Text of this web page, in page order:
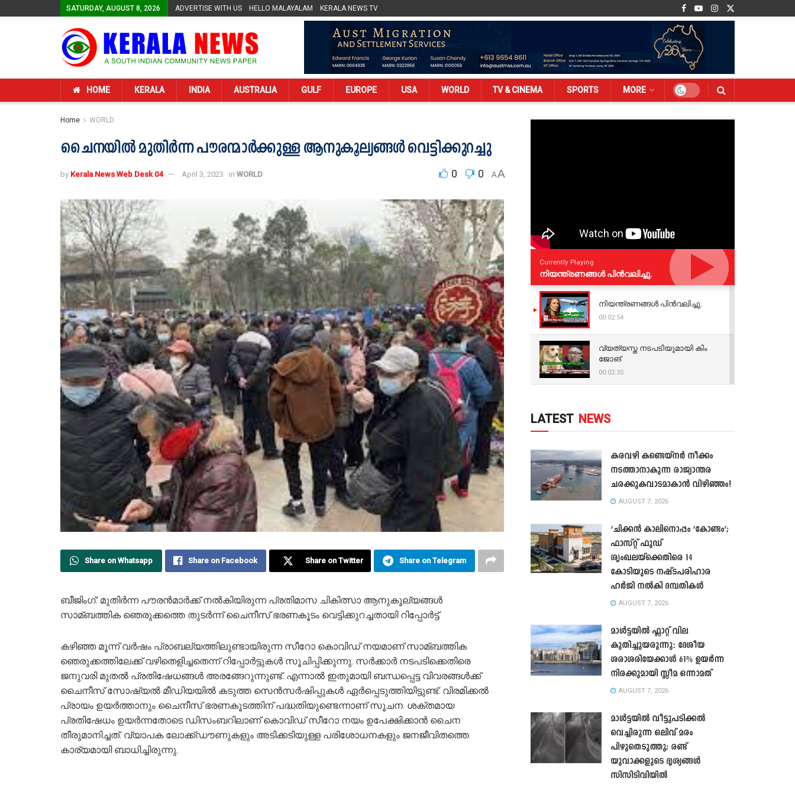
SATURDAY, AUGUST 8, 2026 ADVERTISE WITH US HELLO MALAYALAM KERALA NEWS TV
HOME KERALA INDIA AUSTRALIA GULF EUROPE USA WORLD TV & CINEMA SPORTS MORE
Home WORLD
ചൈനയില്‍ മുതിര്‍ന്ന പൗരന്മാര്‍ക്കുള്ള ആനുകൂല്യങ്ങള്‍ വെട്ടിക്കുറച്ചു
by Kerala News Web Desk 04 April 3, 2023 in WORLD 0 0 AA
Share on Whatsapp Share on Facebook Share on Twitter Share on Telegram
ബീജിംഗ്: മുതിര്‍ന്ന പൗരന്‍മാര്‍ക്ക് നല്‍കിയിരുന്ന പ്രതിമാസ ചികിത്സാ ആനുകൂല്യങ്ങള്‍
സാമ്ബത്തിക ഞെരുക്കത്തെ തുടര്‍ന്ന് ചൈനീസ് ഭരണകൂടം വെട്ടിക്കുറച്ചതായി റിപ്പോര്‍ട്ട്.
കഴിഞ്ഞ മൂന്ന് വര്‍ഷം പ്രാബല്യത്തിലുണ്ടായിരുന്ന സീറോ കൊവിഡ് നയമാണ് സാമ്ബത്തിക
ഞെരുക്കത്തിലേക്ക് വഴിതെളിച്ചതെന്ന് റിപ്പോര്‍ട്ടുകള്‍ സൂചിപ്പിക്കുന്നു. സര്‍ക്കാര്‍ നടപടിക്കെതിരെ
ജനുവരി മുതല്‍ പ്രതിഷേധങ്ങള്‍ അരങ്ങേറുന്നുണ്ട്. എന്നാല്‍ ഇതുമായി ബന്ധപ്പെട്ട വിവരങ്ങള്‍ക്ക്
ചൈനീസ് സോഷ്യല്‍ മീഡിയയില്‍ കടുത്ത സെന്‍സര്‍ഷിപ്പുകള്‍ ഏര്‍പ്പെടുത്തിയിട്ടുണ്ട്. വിരമിക്കല്‍
പ്രായം ഉയര്‍ത്താനും ചൈനീസ് ഭരണകൂടത്തിന് പദ്ധതിയുണ്ടെന്നാണ് സൂചന. ശക്തമായ
പ്രതിഷേധം ഉയര്‍ന്നതോടെ ഡിസംബറിലാണ് കൊവിഡ് സീറോ നയം ഉപേക്ഷിക്കാന്‍ ചൈന
തീരുമാനിച്ചത്. വ്യാപക ലോക്ക്‌ഡൗണുകളും അടിക്കടിയുള്ള പരിശോധനകളും ജനജീവിതത്തെ
കാര്യമായി ബാധിച്ചിരുന്നു.
Currently Playing
നിയന്ത്രണങ്ങള്‍ പിന്‍വലിച്ചു.
നിയന്ത്രണങ്ങള്‍ പിന്‍വലിച്ചു.
00:02:54
വ്യത്യസ്ത നടപടിയുമായി കിം
ജോങ്
00:02:35
LATEST NEWS
കരവഴി കണ്ടെയ്നർ നീക്കം
നടത്താനാകുന്ന രാജ്യാന്തര
ചരക്കുകവാടമാകാൻ വിഴിഞ്ഞം!
AUGUST 7, 2026
‘ചിക്കൻ കാലിനൊപ്പം ‘കോണ്ടം’;
ഫാസ്റ്റ് ഫുഡ്
ശൃംഖലയ്ക്കെതിരെ 14
കോടിയുടെ നഷ്ടപരിഹാര
ഹർജി നൽകി ദമ്പതികൾ
AUGUST 7, 2026
മാൾട്ടയിൽ ഫ്ലാറ്റ് വില
കുതിച്ചുയരുന്നു: ദേശീയ
ശരാശരിയേക്കാൾ 61% ഉയർന്ന
നിരക്കുമായി സ്ലീമ ഒന്നാമത്
AUGUST 7, 2026
മാൾട്ടയിൽ വീട്ടുപടിക്കൽ
വെച്ചിരുന്ന ഒലിവ് മരം
പിഴുതെടുത്തു; രണ്ട്
യുവാക്കളുടെ ദൃശ്യങ്ങൾ
സിസിടിവിയിൽ